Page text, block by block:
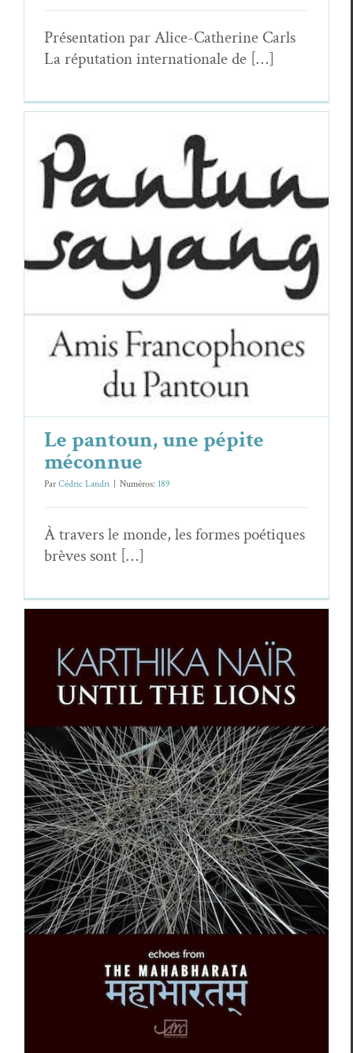
Présen­ta­tion par Alice-Cather­ine Carls
La répu­ta­tion inter­na­tionale de […]
Le pantoun, une pépite méconnue
Cédric Lan­dri
Le pantoun, une pépite
méconnue
ParCédric Landri Numéros: 189
À tra­vers le monde, les formes poé­tiques
brèves sont […]
Karthika Naïr,Until the Lions – Echoes
from the Mahabharata
Essais & Chroniques